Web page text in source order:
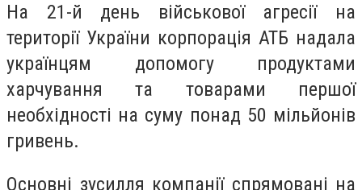
На 21-й день військової агресії на
території України корпорація АТБ надала
українцям допомогу продуктами
харчування та товарами першої
необхідності на суму понад 50 мільйонів
гривень.
Основні зусилля компанії спрямовані на